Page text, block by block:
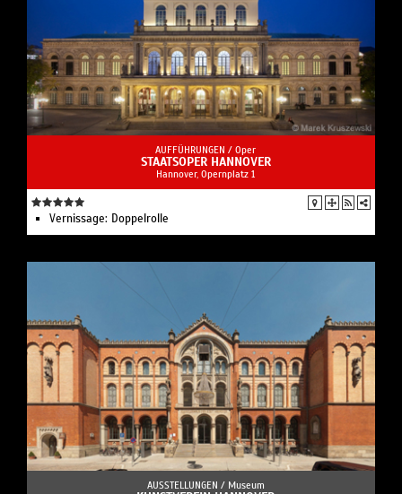
AUFFÜHRUNGEN / Oper
STAATSOPER HANNOVER
Hannover, Opernplatz 1
Vernissage: Doppelrolle
AUSSTELLUNGEN / Museum